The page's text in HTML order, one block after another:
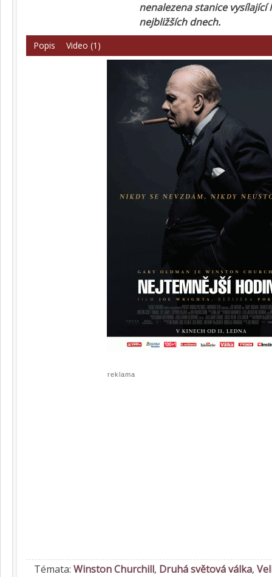
nenalezena stanice
nejbližších dnech.
Popis Video (1)
reklama
Témata: Winston Churchill, Druhá světová válka,